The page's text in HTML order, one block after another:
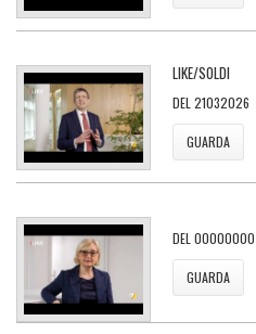
LIKE/SOLDI
DEL 21032026
GUARDA
DEL 00000000
GUARDA